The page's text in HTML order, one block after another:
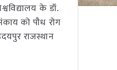
के डॉ.
को पौध रोग
राजस्थान